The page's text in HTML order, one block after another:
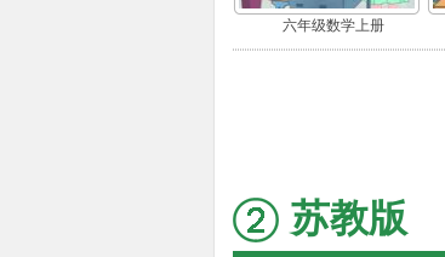
六年级数学上册
苏教版